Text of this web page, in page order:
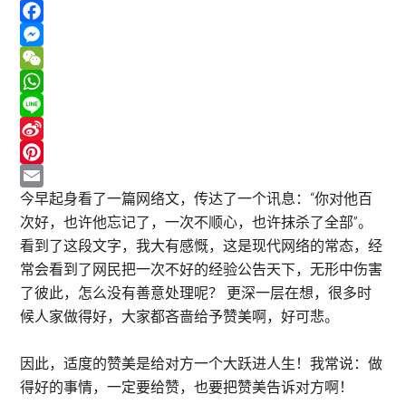
Facebook
Messenger
WeChat
WhatsApp
Line
Sina
Weibo
Pinterest
Email
今早起身看了一篇网络文，传达了一个讯息：“你对他百
次好，也许他忘记了，一次不顺心，也许抹杀了全部”。
看到了这段文字，我大有感慨，这是现代网络的常态，经
常会看到了网民把一次不好的经验公告天下，无形中伤害
了彼此，怎么没有善意处理呢？ 更深一层在想，很多时
候人家做得好，大家都吝啬给予赞美啊，好可悲。
因此，适度的赞美是给对方一个大跃进人生！我常说：做
得好的事情，一定要给赞，也要把赞美告诉对方啊！